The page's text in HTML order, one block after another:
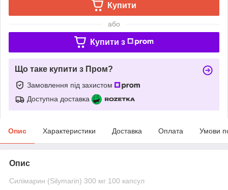
Купити
або
Купити з
Що таке купити з Пром?
Замовлення під захистом
Доступна доставка
Опис Характеристики Доставка Оплата Умови
Опис
Силімарин (Silymarin) 300 мг 100 капсул